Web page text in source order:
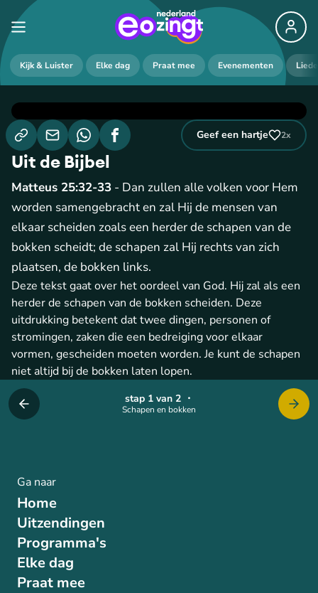
Kijk & Luister Elke dag Praat mee Evenementen
Schapen en bokken
stap 1 van 2・
Geef een hartje 2x
Uit de Bijbel
Matteus 25:32-33 - Dan zullen alle volken voor Hem
worden samengebracht en zal Hij de mensen van
elkaar scheiden zoals een herder de schapen van de
bokken scheidt; de schapen zal Hij rechts van zich
plaatsen, de bokken links.
Deze tekst gaat over het oordeel van God. Hij zal als een
herder de schapen van de bokken scheiden. Deze
uitdrukking betekent dat twee dingen, personen of
stromingen, zaken die een bedreiging voor elkaar
vormen, gescheiden moeten worden. Je kunt de schapen
niet altijd bij de bokken laten lopen.
Ga naar
Home
Uitzendingen
Programma's
Elke dag
Praat mee